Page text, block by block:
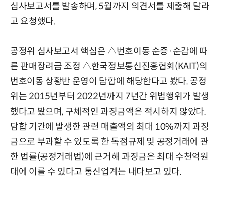
심사보고서를 발송하며, 5월까지 의견서를 제출해 달라
고 요청했다.
공정위 심사보고서 핵심은 △번호이동 순증·순감에 따
른 판매장려금 조정 △한국정보통신진흥협회(KAIT)의
번호이동 상황반 운영이 담합에 해당한다고 봤다. 공정
위는 2015년부터 2022년까지 7년간 위법행위가 발생
했다고 봤으며, 구체적인 과징금액은 적시하지 않았다.
담합 기간에 발생한 관련 매출액의 최대 10%까지 과징
금으로 부과할 수 있도록 한 독점규제 및 공정거래에 관
한 법률(공정거래법)에 근거해 과징금은 최대 수천억원
대에 이를 수 있다고 통신업계는 내다보고 있다.